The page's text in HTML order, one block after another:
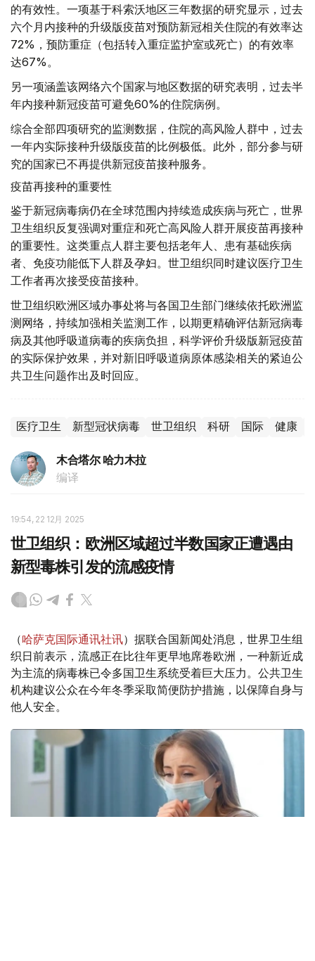
的有效性。一项基于科索沃地区三年数据的研究显示，过去
六个月内接种的升级版疫苗对预防新冠相关住院的有效率达
72%，预防重症（包括转入重症监护室或死亡）的有效率
达67%。
另一项涵盖该网络六个国家与地区数据的研究表明，过去半
年内接种新冠疫苗可避免60%的住院病例。
综合全部四项研究的监测数据，住院的高风险人群中，过去
一年内实际接种升级版疫苗的比例极低。此外，部分参与研
究的国家已不再提供新冠疫苗接种服务。
疫苗再接种的重要性
鉴于新冠病毒病仍在全球范围内持续造成疾病与死亡，世界
卫生组织反复强调对重症和死亡高风险人群开展疫苗再接种
的重要性。这类重点人群主要包括老年人、患有基础疾病
者、免疫功能低下人群及孕妇。世卫组织同时建议医疗卫生
工作者再次接受疫苗接种。
世卫组织欧洲区域办事处将与各国卫生部门继续依托欧洲监
测网络，持续加强相关监测工作，以期更精确评估新冠病毒
病及其他呼吸道病毒的疾病负担，科学评价升级版新冠疫苗
的实际保护效果，并对新旧呼吸道病原体感染相关的紧迫公
共卫生问题作出及时回应。
医疗卫生 新型冠状病毒 世卫组织 科研 国际 健康
木合塔尔 哈力木拉
编译
19:54, 22 12月 2025
世卫组织：欧洲区域超过半数国家正遭遇由
新型毒株引发的流感疫情
（哈萨克国际通讯社讯）据联合国新闻处消息，世界卫生组
织日前表示，流感正在比往年更早地席卷欧洲，一种新近成
为主流的病毒株已令多国卫生系统受着巨大压力。公共卫生
机构建议公众在今年冬季采取简便防护措施，以保障自身与
他人安全。